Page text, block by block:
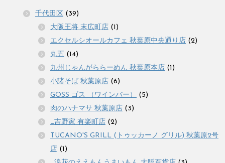
千代田区 (39)
大阪王将 末広町店 (1)
エクセルシオールカフェ 秋葉原中央通り店 (2)
丸五 (14)
九州じゃんがららーめん 秋葉原本店 (1)
小諸そば 秋葉原店 (6)
GOSS ゴス （ワインバー）
(5)
肉のハナマサ 秋葉原店 (3)
_吉野家 有楽町店 (2)
TUCANO'S GRILL (トゥッカーノ グリル) 秋葉原2号
店 (1)